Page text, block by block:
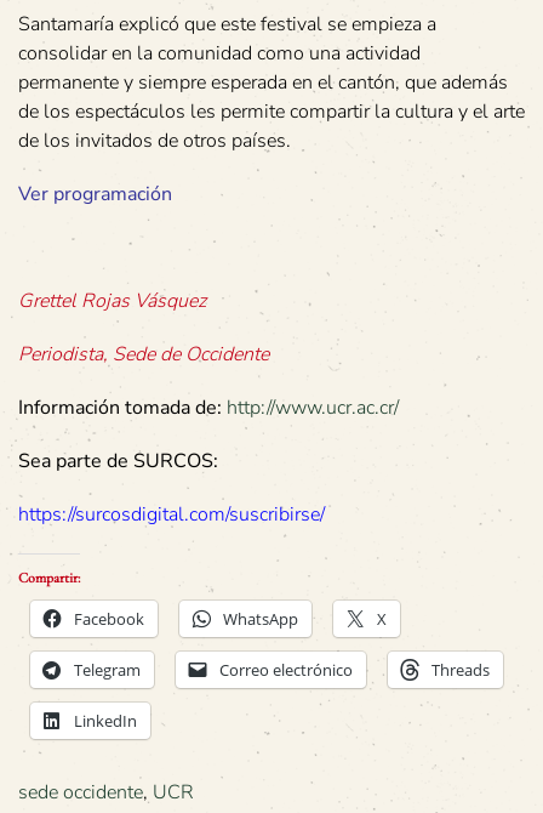
Santamaría explicó que este festival se empieza a
consolidar en la comunidad como una actividad
permanente y siempre esperada en el cantón, que además
de los espectáculos les permite compartir la cultura y el arte
de los invitados de otros países.
Ver programación
Grettel Rojas Vásquez
Periodista, Sede de Occidente
Información tomada de: http://www.ucr.ac.cr/
Sea parte de SURCOS:
https://surcosdigital.com/suscribirse/
Compartir:
Facebook WhatsApp X
Telegram Correo electrónico Threads
LinkedIn
sede occidente, UCR